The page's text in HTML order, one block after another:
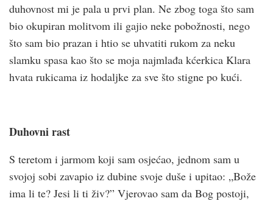
duhovnost mi je pala u prvi plan. Ne zbog toga što sam
bio okupiran molitvom ili gajio neke pobožnosti, nego
što sam bio prazan i htio se uhvatiti rukom za neku
slamku spasa kao što se moja najmlađa kćerkica Klara
hvata rukicama iz hodaljke za sve što stigne po kući.
Duhovni rast
S teretom i jarmom koji sam osjećao, jednom sam u
svojoj sobi zavapio iz dubine svoje duše i upitao: „Bože
ima li te? Jesi li ti živ?” Vjerovao sam da Bog postoji,